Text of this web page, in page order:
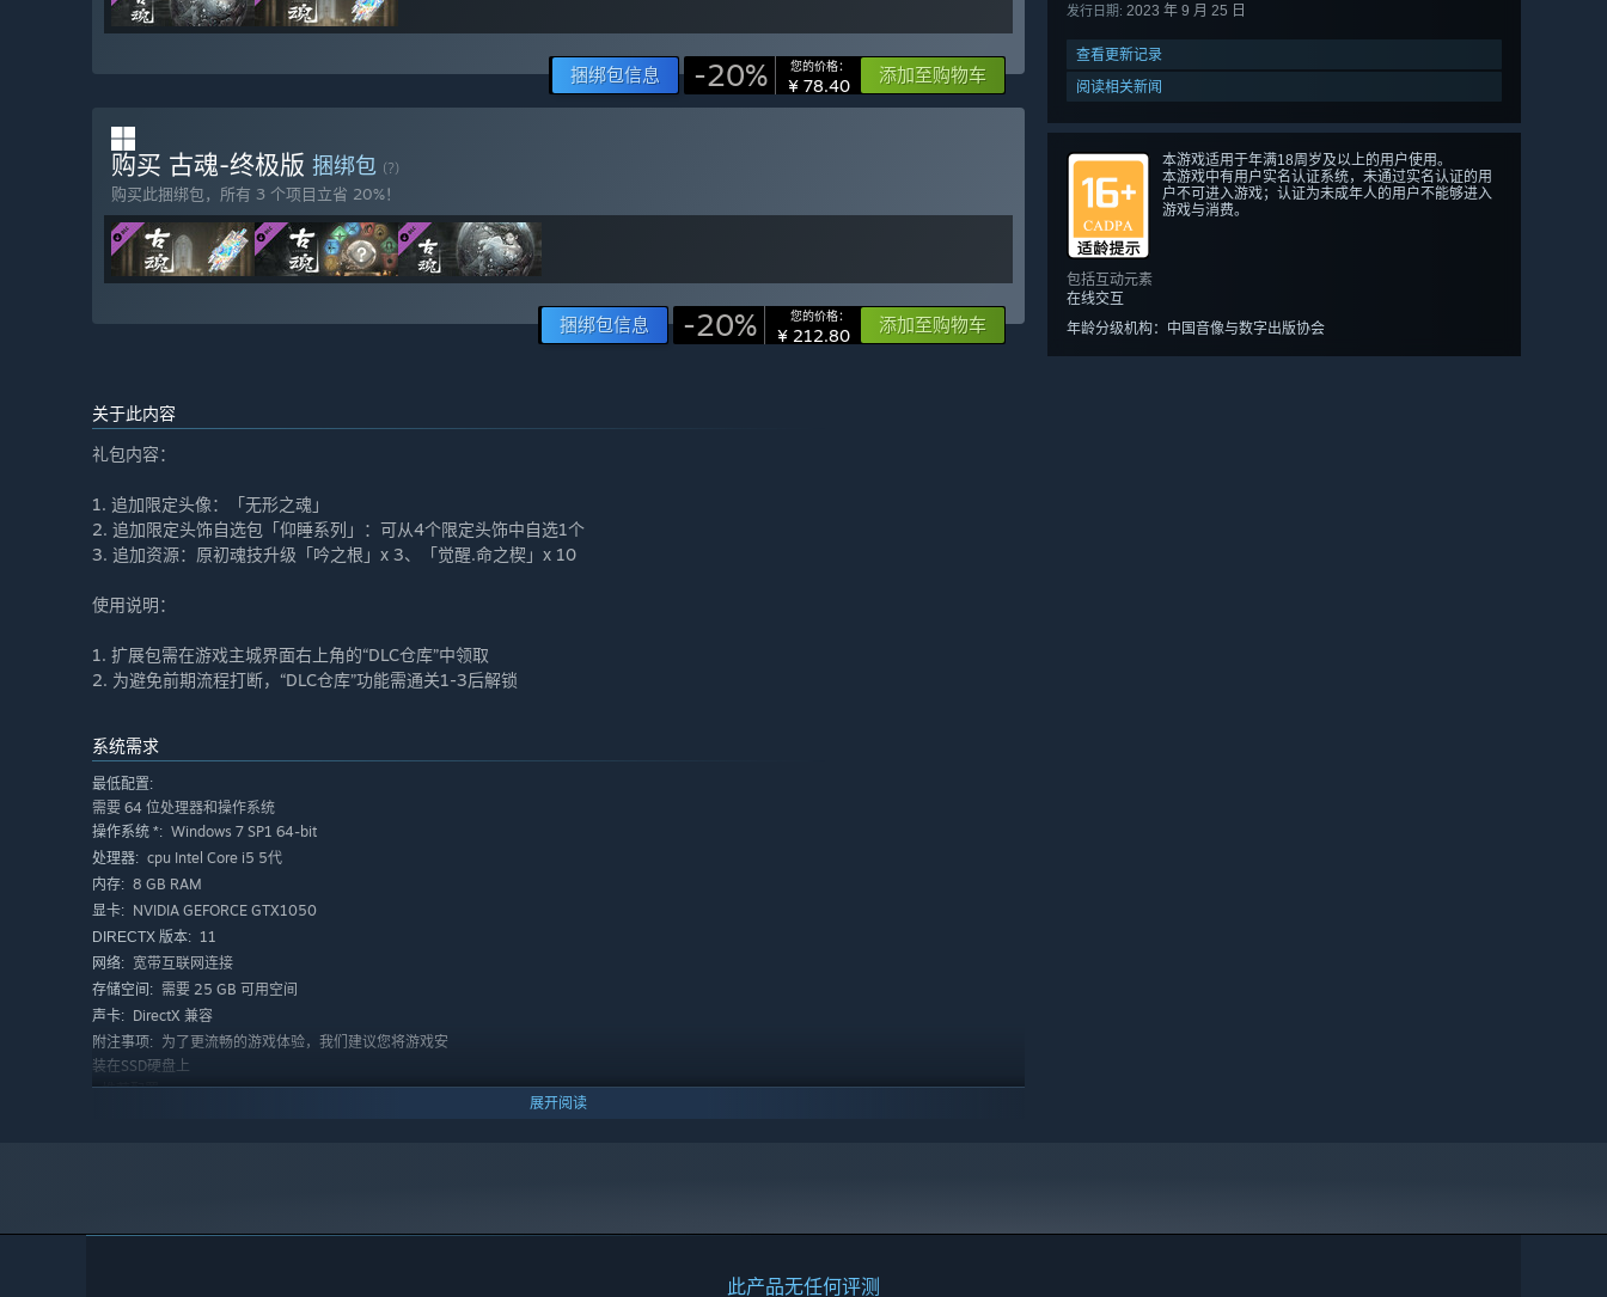
发行日期: 2023 年 9 月 25 日
查看更新记录
阅读相关新闻
本游戏适用于年满18周岁及以上的用户使用。
本游戏中有用户实名认证系统，未通过实名认证的用
户不可进入游戏；认证为未成年人的用户不能够进入
游戏与消费。
包括互动元素
在线交互
年龄分级机构：中国音像与数字出版协会
捆绑包信息 -20% 您的价格：
¥ 78.40 添加至购物车
购买 古魂-终极版 捆绑包 (?)
购买此捆绑包，所有 3 个项目立省 20%！
捆绑包信息 -20% 您的价格：
¥ 212.80 添加至购物车
关于此内容
礼包内容：
1. 追加限定头像：「无形之魂」
2. 追加限定头饰自选包「仰睡系列」：可从4个限定头饰中自选1个
3. 追加资源：原初魂技升级「吟之根」x 3、「觉醒.命之楔」x 10
使用说明：
1. 扩展包需在游戏主城界面右上角的“DLC仓库”中领取
2. 为避免前期流程打断，“DLC仓库”功能需通关1-3后解锁
系统需求
最低配置:
需要 64 位处理器和操作系统
操作系统 *: Windows 7 SP1 64-bit
处理器: cpu Intel Core i5 5代
内存: 8 GB RAM
显卡: NVIDIA GEFORCE GTX1050
DIRECTX 版本: 11
网络: 宽带互联网连接
存储空间: 需要 25 GB 可用空间
声卡: DirectX 兼容
附注事项: 为了更流畅的游戏体验，我们建议您将游戏安
装在SSD硬盘上
推荐配置:
展开阅读
此产品无任何评测